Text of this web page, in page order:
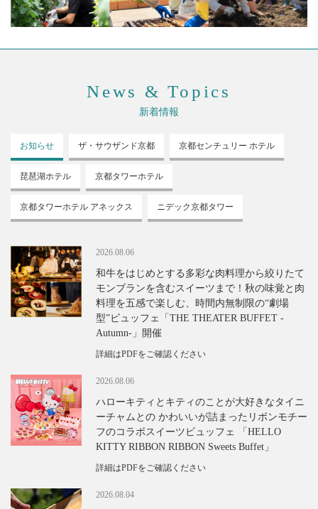
News & Topics
新着情報
お知らせ ザ・サウザンド京都 京都センチュリー ホテル
琵琶湖ホテル 京都タワーホテル
京都タワーホテル アネックス ニデック京都タワー
2026.08.06
和牛をはじめとする多彩な肉料理から絞りたて
モンブランを含むスイーツまで！秋の味覚と肉
料理を五感で楽しむ、時間内無制限の“劇場
型”ビュッフェ「THE THEATER BUFFET -
Autumn-」開催
詳細はPDFをご確認ください
2026.08.06
ハローキティとキティのことが大好きなタイニ
ーチャムとの かわいいが詰まったリボンモチー
フのコラボスイーツビュッフェ 「HELLO
KITTY RIBBON RIBBON Sweets Buffet」
詳細はPDFをご確認ください
2026.08.04